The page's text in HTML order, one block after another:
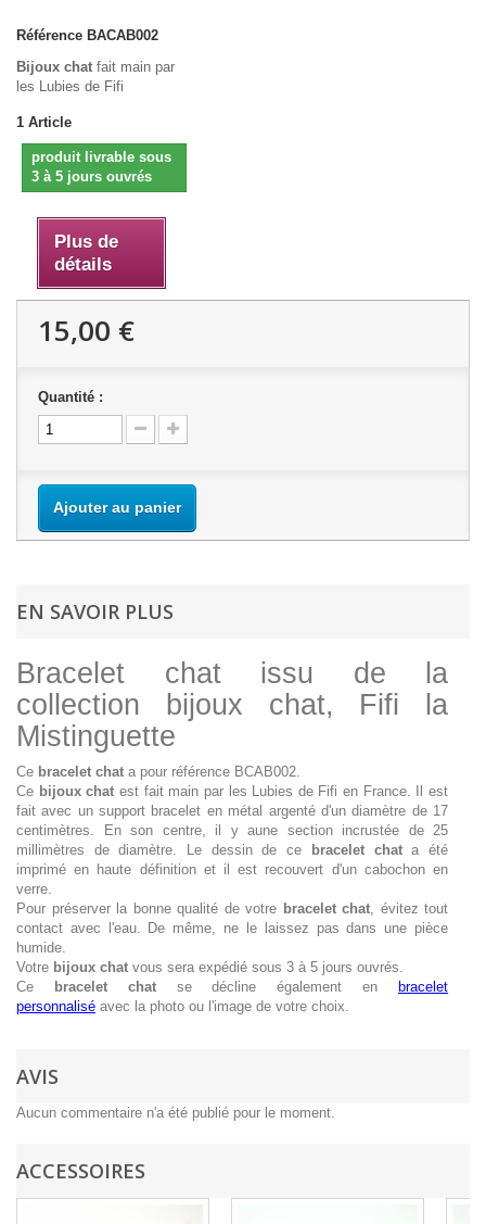
Référence BACAB002
Bijoux chat fait main par
les Lubies de Fifi
1 Article
produit livrable sous
3 à 5 jours ouvrés
Plus de
détails
15,00 €
Quantité :
Ajouter au panier
EN SAVOIR PLUS
Bracelet chat issu de la
collection bijoux chat, Fifi la
Mistinguette
Ce bracelet chat a pour référence BCAB002.
Ce bijoux chat est fait main par les Lubies de Fifi en France. Il est
fait avec un support bracelet en métal argenté d'un diamètre de 17
centimètres. En son centre, il y aune section incrustée de 25
millimètres de diamètre. Le dessin de ce
bracelet chata été
imprimé en haute définition et il est recouvert d'un cabochon en
verre.
Pour préserver la bonne qualité de votre bracelet chat, évitez tout
contact avec l'eau. De même, ne le laissez pas dans une pièce
humide.
Votre bijoux chat vous sera expédié sous 3 à 5 jours ouvrés.
Ce
bracelet chatse décline également en
bracelet
personnalisé avec la photo ou l'image de votre choix.
AVIS
Aucun commentaire n'a été publié pour le moment.
ACCESSOIRES